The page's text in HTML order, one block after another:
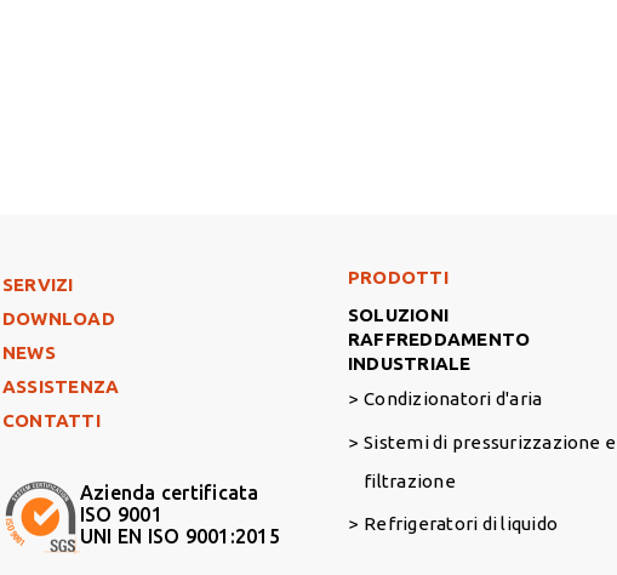
Footer Left
SERVIZI
DOWNLOAD
NEWS
ASSISTENZA
CONTATTI
Azienda certificata
ISO 9001
UNI EN ISO 9001:2015
Footer Right Middle
PRODOTTI
SOLUZIONI
RAFFREDDAMENTO
INDUSTRIALE
Condizionatori d'aria
Sistemi di pressurizzazione e
filtrazione
Refrigeratori di liquido